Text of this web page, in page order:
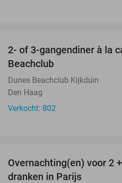
2- of 3-gangendiner à la
Beachclub
Dunes Beachclub Kijkduin
Den Haag
Verkocht: 802
Overnachting(en) voor 2
dranken in Parijs